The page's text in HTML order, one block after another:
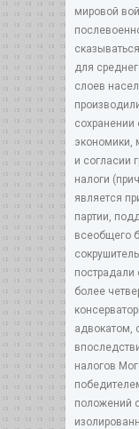
мировой
для
слоев
сохранении
экономики,
и согласии
налоги
является
партии,
всеобщего
более
адвокатом,
налогов
положений